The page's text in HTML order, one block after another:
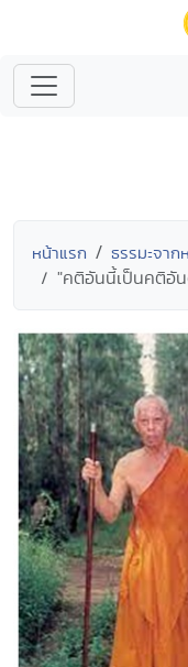
หน้าแรก ธรรมะจา
"คติอันนี้เป็นคติอัน